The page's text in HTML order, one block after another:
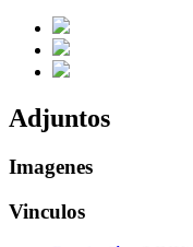
Adjuntos
Imagenes
Vinculos